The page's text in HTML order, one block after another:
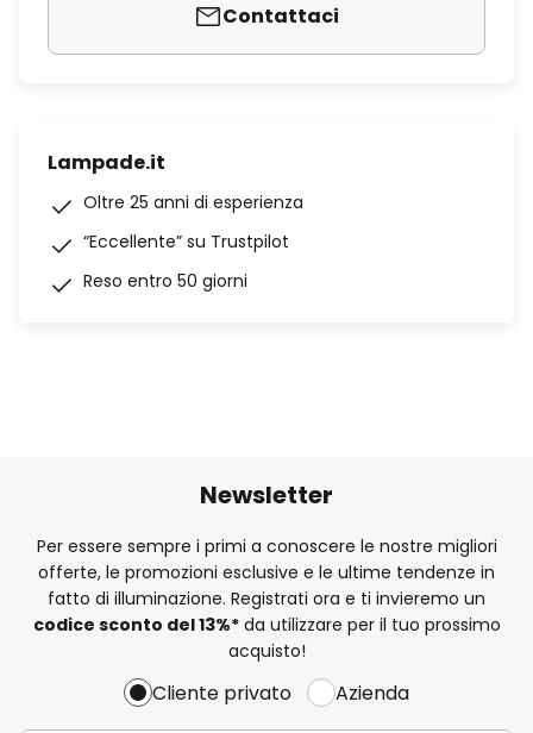
Contattaci
Lampade.it
Oltre 25 anni di esperienza
“Eccellente” su Trustpilot
Reso entro 50 giorni
Newsletter
Per essere sempre i primi a conoscere le nostre migliori
offerte, le promozioni esclusive e le ultime tendenze in
fatto di illuminazione. Registrati ora e ti invieremo un
codice sconto del13%*da utilizzare per il tuo prossimo
acquisto!
Cliente privato Azienda